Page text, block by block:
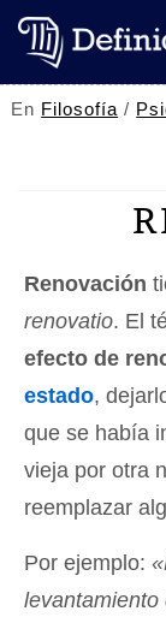
En Filosofía /
Renovación
renovatio. El
efecto de
estado,
que se había
vieja por otra
reemplazar
Por ejemplo:
levantamiento